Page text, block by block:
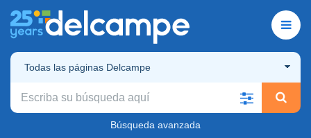
Todas las páginas Delcampe
Búsqueda avanzada